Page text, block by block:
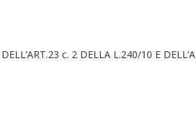
c. 2 DELLA L.240/10 E